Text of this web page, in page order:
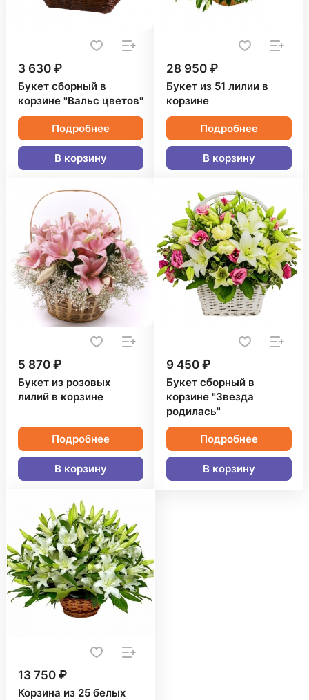
3 630 ₽
Букет сборный в
корзине "Вальс цветов"
Подробнее
В корзину
28 950 ₽
Букет из 51 лилии в
корзине
Подробнее
В корзину
5 870 ₽
Букет из розовых
лилий в корзине
Подробнее
В корзину
9 450 ₽
Букет сборный в
корзине "Звезда
родилась"
Подробнее
В корзину
13 750 ₽
Корзина из 25 белых